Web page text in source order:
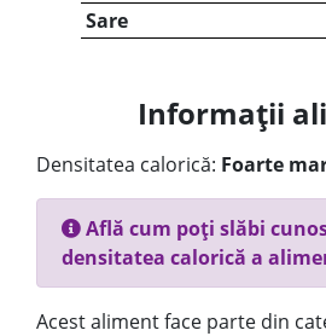
Sare
Informații
Densitatea calorică: Foarte
Află cum poți slăbi
densitatea calorică a
Acest aliment face parte din